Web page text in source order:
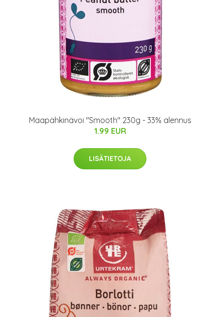
Maapähkinävoi "Smooth" 230g - 33% alennus
1.99 EUR
LISÄTIETOJA